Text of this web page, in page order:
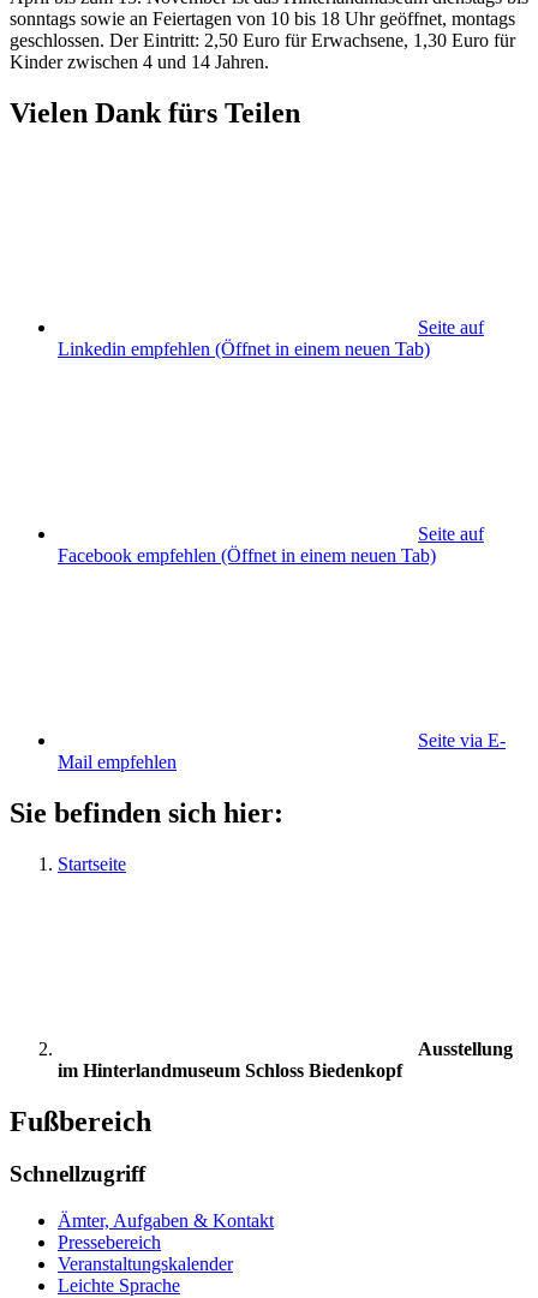
sonntags sowie an Feiertagen von 10 bis 18 Uhr geöffnet, montags
geschlossen. Der Eintritt: 2,50 Euro für Erwachsene, 1,30 Euro für
Kinder zwischen 4 und 14 Jahren.
Vielen Dank fürs Teilen
Seite auf
Linkedin empfehlen (Öffnet in einem neuen Tab)
Seite auf
Facebook empfehlen (Öffnet in einem neuen Tab)
Seite via E-
Mail empfehlen
Sie befinden sich hier:
Startseite
Ausstellung
im Hinterlandmuseum Schloss Biedenkopf
Fußbereich
Schnellzugriff
Ämter, Aufgaben & Kontakt
Pressebereich
Veranstaltungskalender
Leichte Sprache